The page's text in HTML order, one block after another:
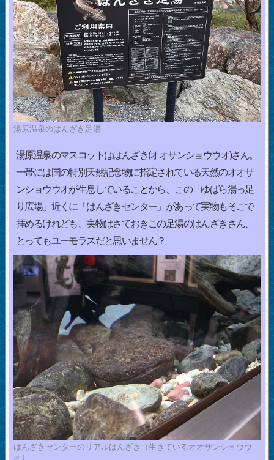
湯原温泉のはんざき足湯
湯原温泉のマスコットははんざき(オオサンショウウオ)さん。
一帯には国の特別天然記念物に指定されている天然のオオサ
ンショウウオが生息していることから、この「ゆばら湯っ足
り広場」近くに「はんざきセンター」があって実物もそこで
拝めるけれども、実物はさておきこの足湯のはんざきさん、
とってもユーモラスだと思いません？
はんざきセンターのリアルはんざき（生きているオオサンショウウ
オ）